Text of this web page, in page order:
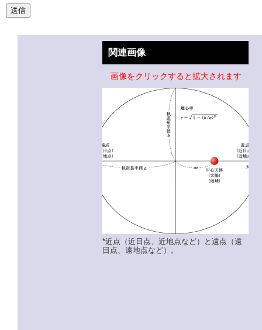
関連画像
画像をクリックすると拡大されます
*近点（近日点、近地点など）と遠点（遠
日点、遠地点など）。